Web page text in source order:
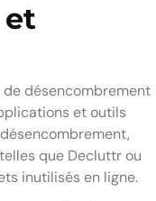
et
de désencombrement
et outils
que Decluttr ou
inutilisés en ligne.